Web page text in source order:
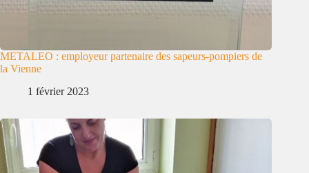
METALEO : employeur partenaire des sapeurs-pompiers de
la Vienne
1 février 2023